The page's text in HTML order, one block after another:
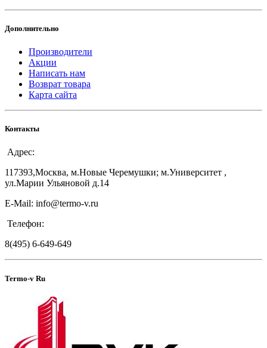
Дополнительно
Производители
Акции
Написать нам
Возврат товара
Карта сайта
Контакты
Адрес:
117393,Москва, м.Новые Черемушки; м.Университет ,
ул.Марии Ульяновой д.14
E-Mail: info@termo-v.ru
Телефон:
8(495) 6-649-649
Termo-v Ru